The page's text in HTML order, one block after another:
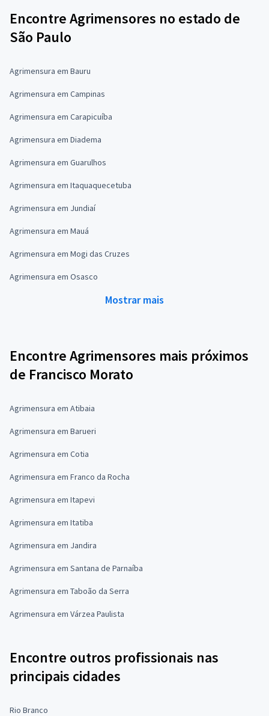
Encontre Agrimensores no estado de
São Paulo
Agrimensura em Bauru
Agrimensura em Campinas
Agrimensura em Carapicuíba
Agrimensura em Diadema
Agrimensura em Guarulhos
Agrimensura em Itaquaquecetuba
Agrimensura em Jundiaí
Agrimensura em Mauá
Agrimensura em Mogi das Cruzes
Agrimensura em Osasco
Mostrar mais
Encontre Agrimensores mais próximos
de Francisco Morato
Agrimensura em Atibaia
Agrimensura em Barueri
Agrimensura em Cotia
Agrimensura em Franco da Rocha
Agrimensura em Itapevi
Agrimensura em Itatiba
Agrimensura em Jandira
Agrimensura em Santana de Parnaíba
Agrimensura em Taboão da Serra
Agrimensura em Várzea Paulista
Encontre outros profissionais nas
principais cidades
Rio Branco